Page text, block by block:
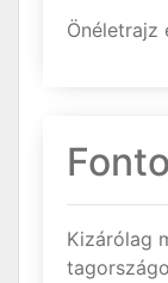
Önéletrajz
Kizárólag